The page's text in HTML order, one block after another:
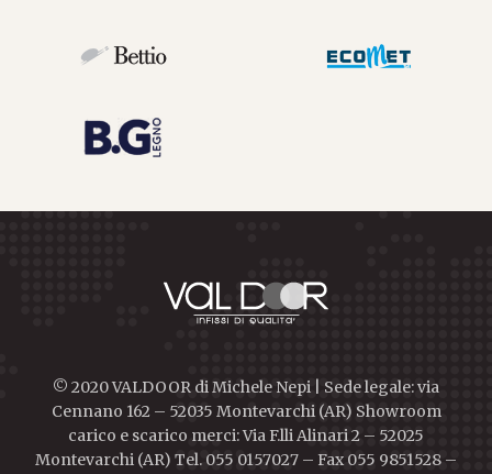
© 2020 VALDOOR di Michele Nepi | Sede legale: via
Cennano 162 – 52035 Montevarchi (AR) Showroom
carico e scarico merci: Via F.lli Alinari 2 – 52025
Montevarchi (AR) Tel. 055 0157027 – Fax 055 9851528 –